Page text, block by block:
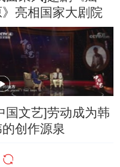
》亮相国家大剧院
国文艺]劳动成为韩
创作源泉